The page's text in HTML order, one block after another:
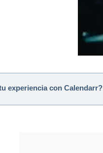
experiencia con Calendarr?